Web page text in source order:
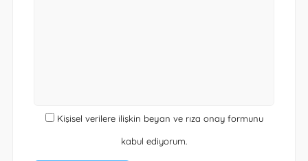
Kişisel verilere ilişkin beyan ve rıza onay formunu
kabul ediyorum.